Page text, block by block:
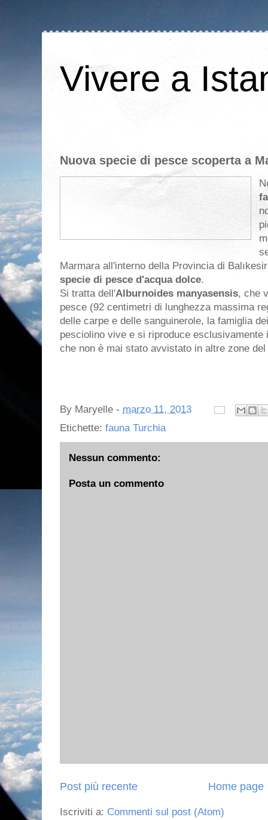
Vivere a
Nuova specie di pesce scoperta a
Marmara all'interno della Provincia di
specie di pesce d'acqua dolce.
Si tratta dell'Alburnoides manyasensis, che
pesce (92 centimetri di lunghezza massima
delle carpe e delle sanguinerole, la famiglia
pesciolino vive e si riproduce esclusivamente
che non è mai stato avvistato in altre zone del
By Maryelle - marzo 11, 2013
Etichette: fauna Turchia
Nessun commento:
Posta un commento
Post più recente Home page
Iscriviti a: Commenti sul post (Atom)